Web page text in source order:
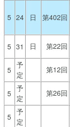
5 24 日 第402回
5 31 日 第22回
5
予
定
第12回
5
予
定
第26回
5
予
定